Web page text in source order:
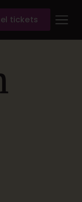
tickets